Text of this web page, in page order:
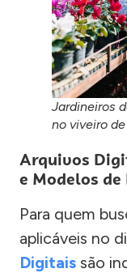
Jardineiros
no viveiro
Arquivos
e Modelos
Para quem
aplicáveis no
Digitais são